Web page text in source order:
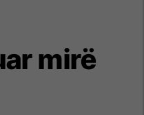
mirë